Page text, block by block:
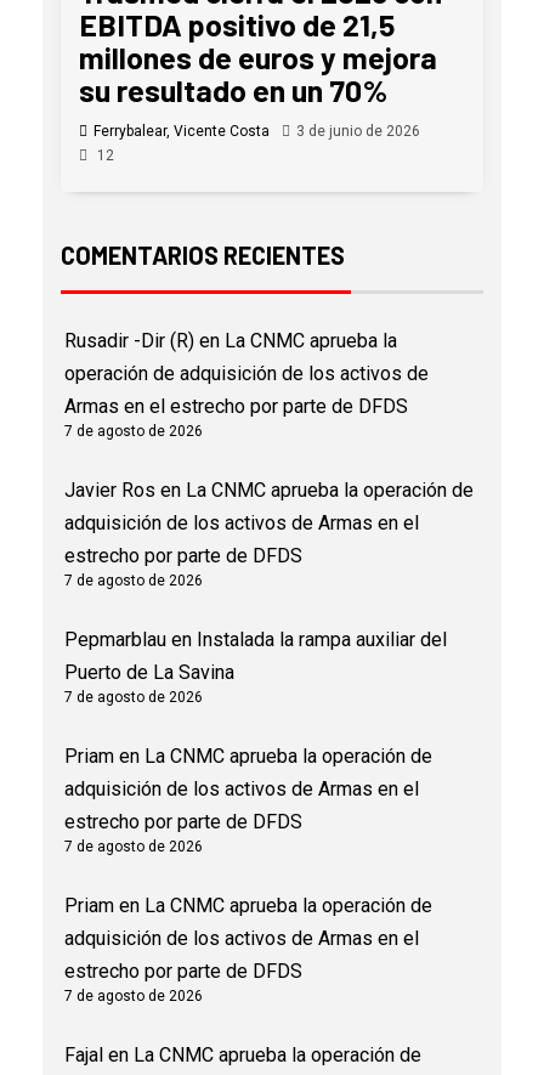
EBITDA positivo de 21,5
millones de euros y mejora
su resultado en un 70%
Ferrybalear, Vicente Costa
3 de junio de 2026
12
COMENTARIOS RECIENTES
Rusadir -Dir (R) en La CNMC aprueba la
operación de adquisición de los activos de
Armas en el estrecho por parte de DFDS
7 de agosto de 2026
Javier Ros en La CNMC aprueba la operación de
adquisición de los activos de Armas en el
estrecho por parte de DFDS
7 de agosto de 2026
Pepmarblau en Instalada la rampa auxiliar del
Puerto de La Savina
7 de agosto de 2026
Priam en La CNMC aprueba la operación de
adquisición de los activos de Armas en el
estrecho por parte de DFDS
7 de agosto de 2026
Priam en La CNMC aprueba la operación de
adquisición de los activos de Armas en el
estrecho por parte de DFDS
7 de agosto de 2026
Fajal en La CNMC aprueba la operación de